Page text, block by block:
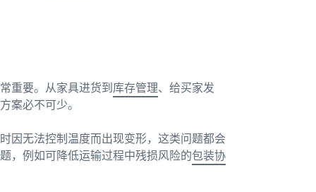
重要。从家具进货到库存管理、给买家发
案必不可少。
因无法控制温度而出现变形，这类问题都会
，例如可降低运输过程中残损风险的包装协